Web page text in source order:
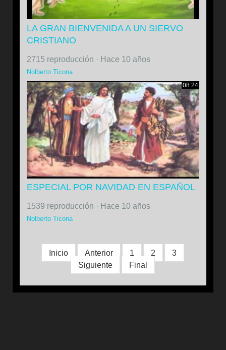
LA GRAN BIENVENIDA A UN SIERVO
CRISTIANO
2715 reproducción · Hace 10 años
Nolberto Ticona
08:24
ESPECIAL POR NAVIDAD EN ESPAÑOL
1539 reproducción · Hace 10 años
Nolberto Ticona
Inicio Anterior 1 2
3
Siguiente
Final